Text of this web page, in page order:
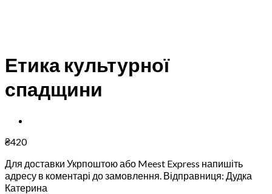
Етика культурної
спадщини
₴420
Для доставки Укрпоштою або Meest Express напишіть
адресу в коментарі до замовлення. Відправниця: Дудка
Катерина